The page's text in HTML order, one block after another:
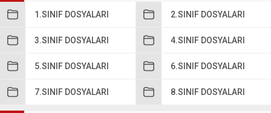
1.SINIF DOSYALARI 2.SINIF DOSYALARI
3.SINIF DOSYALARI 4.SINIF DOSYALARI
5.SINIF DOSYALARI 6.SINIF DOSYALARI
7.SINIF DOSYALARI 8.SINIF DOSYALARI